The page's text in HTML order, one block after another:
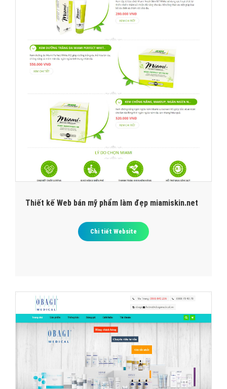
Thiết kế Web bán mỹ phẩm làm đẹp miamiskin.net
Chi tiết Website